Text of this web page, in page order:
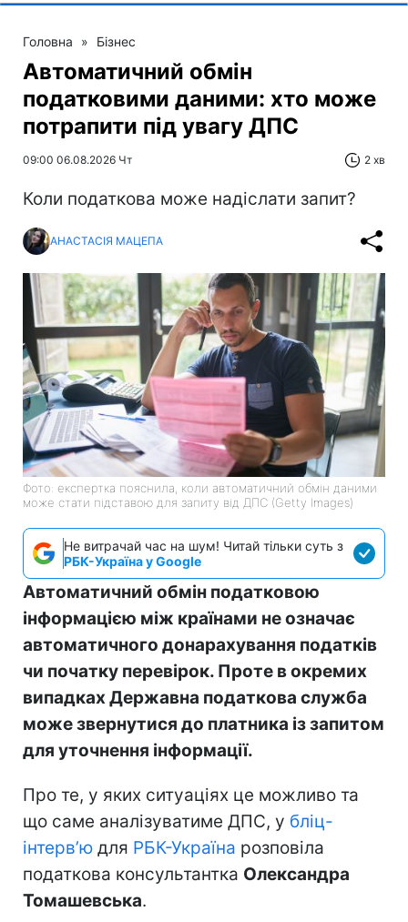
Головна » Бізнес
Автоматичний обмін
податковими даними: хто може
потрапити під увагу ДПС
09:00 06.08.2026 Чт 2 хв
Коли податкова може надіслати запит?
АНАСТАСІЯ МАЦЕПА
Фото: експертка пояснила, коли автоматичний обмін даними
може стати підставою для запиту від ДПС (Getty Images)
Не витрачай час на шум! Читай тільки суть з
РБК-Україна у Google
Автоматичний обмін податковою
інформацією між країнами не означає
автоматичного донарахування податків
чи початку перевірок. Проте в окремих
випадках Державна податкова служба
може звернутися до платника із запитом
для уточнення інформації.
Про те, у яких ситуаціях це можливо та
що саме аналізуватиме ДПС, у бліц-
інтерв’ю для РБК-Україна розповіла
податкова консультантка Олександра
Томашевська.